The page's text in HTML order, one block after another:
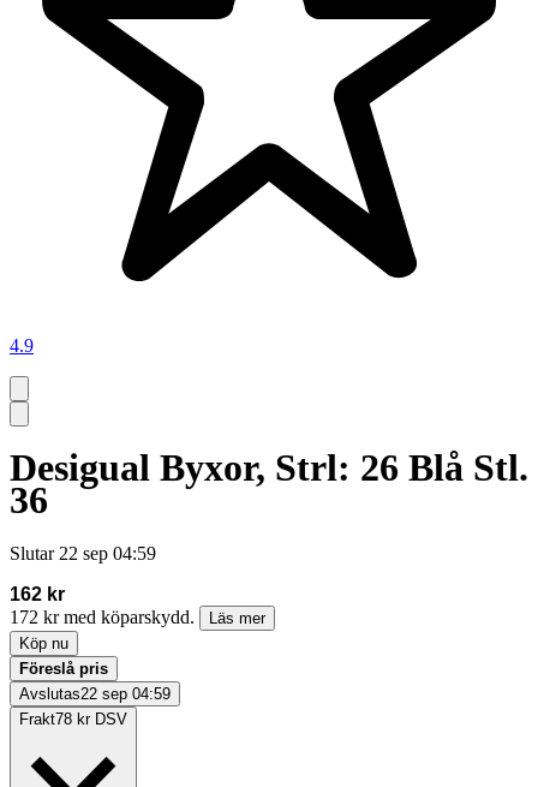
4.9
Desigual Byxor, Strl: 26 Blå Stl.
36
Slutar 22 sep 04:59
162 kr
172 kr med köparskydd.
Läs mer
Köp nu
Föreslå pris
Avslutas22 sep 04:59
Frakt78 kr DSV